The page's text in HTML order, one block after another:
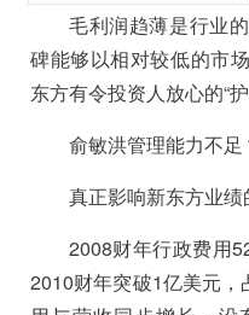
毛利润趋薄是行业
碑能够以相对较低的市
东方有令投资人放心的“护
俞敏洪管理能力不足
真正影响新东方业绩
2008财年行政费用
2010财年突破1亿美元